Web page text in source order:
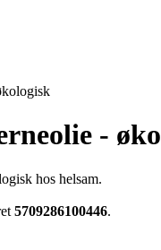
-
hos helsam.
5709286100446.